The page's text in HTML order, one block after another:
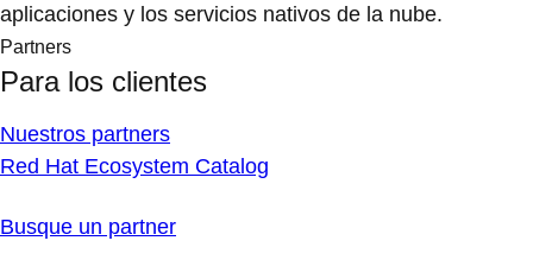
aplicaciones y los servicios nativos de la nube.
Partners
Para los clientes
Nuestros partners
Red Hat Ecosystem Catalog
Busque un partner